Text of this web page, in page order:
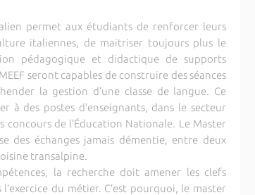
permet aux étudiants de renforcer leurs
italiennes, de maitriser toujours plus le
pédagogique et didactique de supports
seront capables de construire des séances
la gestion d’une classe de langue. Ce
à des postes d’enseignants, dans le secteur
concours de l’Éducation Nationale. Le Master
des échanges jamais démentie, entre deux
transalpine.
la recherche doit amener les clefs
du métier. C’est pourquoi, le master